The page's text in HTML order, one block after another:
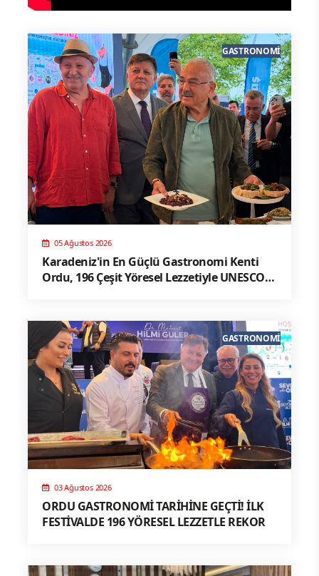
05 Ağustos 2026
Karadeniz'in En Güçlü Gastronomi Kenti
Ordu, 196 Çeşit Yöresel Lezzetiyle UNESCO
GASTRONOMI
03 Ağustos 2026
ORDU GASTRONOMİ TARİHİNE GEÇTİ! İLK
FESTİVALDE 196 YÖRESEL LEZZETLE REKOR
GASTRONOMI